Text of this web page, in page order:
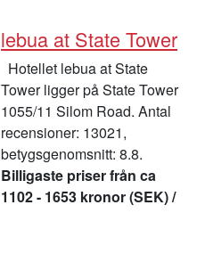
lebua at State Tower
Hotellet lebua at State
Tower ligger på State Tower
1055/11 Silom Road. Antal
recensioner: 13021,
betygsgenomsnitt: 8.8.
Billigaste priser från ca
1102 - 1653 kronor (SEK) /